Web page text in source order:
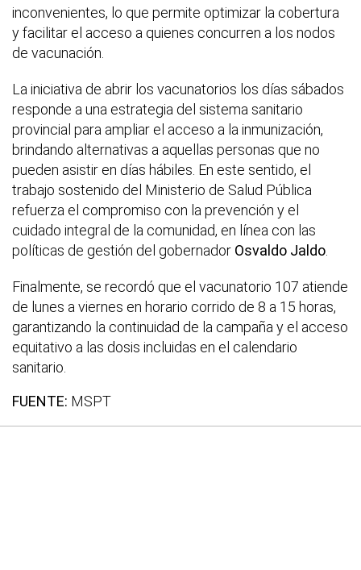
inconvenientes, lo que permite optimizar la cobertura
y facilitar el acceso a quienes concurren a los nodos
de vacunación.
La iniciativa de abrir los vacunatorios los días sábados
responde a una estrategia del sistema sanitario
provincial para ampliar el acceso a la inmunización,
brindando alternativas a aquellas personas que no
pueden asistir en días hábiles. En este sentido, el
trabajo sostenido del Ministerio de Salud Pública
refuerza el compromiso con la prevención y el
cuidado integral de la comunidad, en línea con las
políticas de gestión del gobernador Osvaldo Jaldo.
Finalmente, se recordó que el vacunatorio 107 atiende
de lunes a viernes en horario corrido de 8 a 15 horas,
garantizando la continuidad de la campaña y el acceso
equitativo a las dosis incluidas en el calendario
sanitario.
FUENTE: MSPT